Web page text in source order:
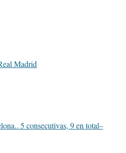
Madrid
5 consecutivas, 9 en total–